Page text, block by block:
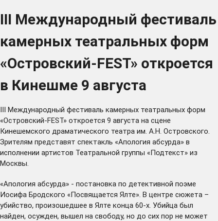
III Международный фестиваль
камерных театральных форм
«Островский-FEST» откроется
в Кинешме 9 августа
III Международный фестиваль камерных театральных форм
«Островский-FEST» откроется 9 августа на сцене
Кинешемского драматического театра им. А.Н. Островского.
Зрителям представят спектакль «Апология абсурда» в
исполнении артистов Театральной группы «Подтекст» из
Москвы.
«Апология абсурда» - постановка по детективной поэме
Иосифа Бродского «Посвящается Ялте». В центре сюжета –
убийство, произошедшее в Ялте конца 60-х. Убийца был
найден, осужден, вышел на свободу, но до сих пор не может